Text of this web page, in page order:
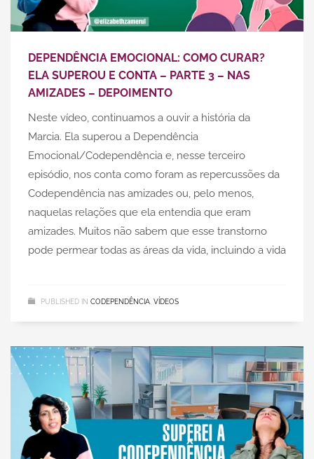
DEPENDÊNCIA EMOCIONAL: COMO CURAR?
ELA SUPEROU E CONTA – PARTE 3 – NAS
AMIZADES – DEPOIMENTO
Neste vídeo, continuamos a ouvir a história da
Marcia. Ela superou a Dependência
Emocional/Codependência e, nesse terceiro
episódio, nos conta como foram as repercussões da
Codependência nas amizades ou, pelo menos,
naquelas relações que ela entendia que eram
amizades. Muitos não sabem que esse transtorno
pode permear todas as áreas da vida, incluindo a vida
PUBLISHED IN CODEPENDÊNCIA VÍDEOS